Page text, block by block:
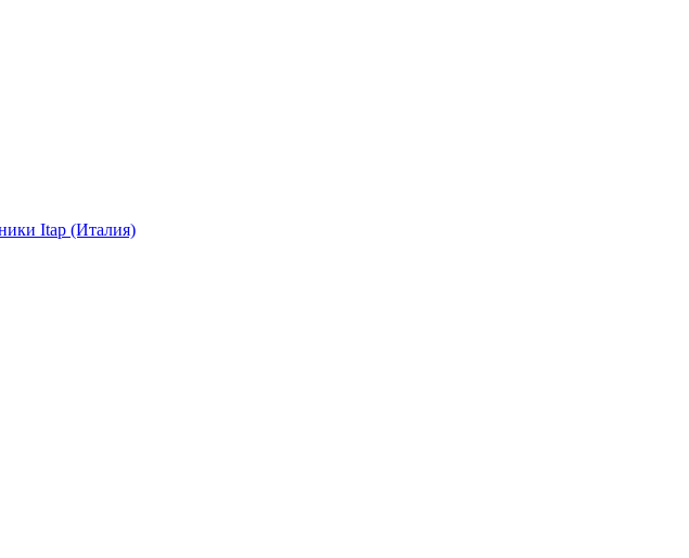
Itap (Италия)